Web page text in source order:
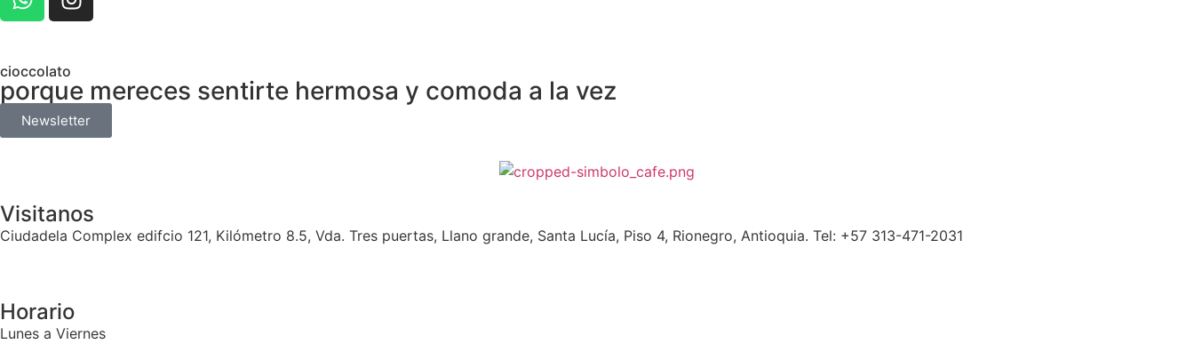
cioccolato
porque mereces sentirte hermosa y comoda a la vez
Newsletter
Visitanos
Ciudadela Complex edifcio 121, Kilómetro 8.5, Vda. Tres puertas, Llano grande, Santa Lucía, Piso 4, Rionegro, Antioquia. Tel: +57 313-471-2031
Horario
Lunes a Viernes